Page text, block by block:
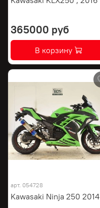
365000 руб
В корзину
арт. 054728
Kawasaki Ninja 250 2014